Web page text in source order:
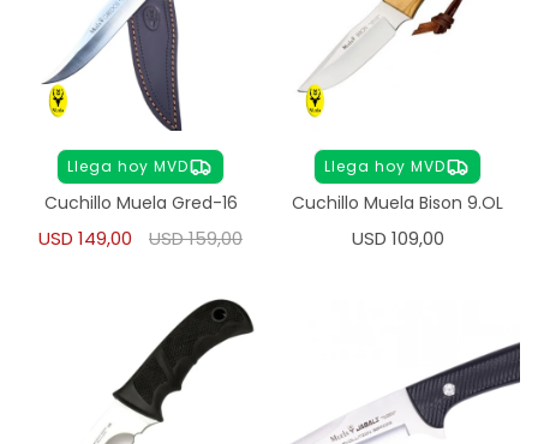
Llega hoy MVD
Cuchillo Muela Gred-16
USD 149,00 USD159,00
Llega hoy MVD
Cuchillo Muela Bison 9.OL
USD 109,00